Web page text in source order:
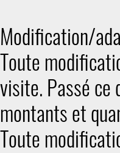
Modification/
Toute
visite. Passé ce
montants et
Toute